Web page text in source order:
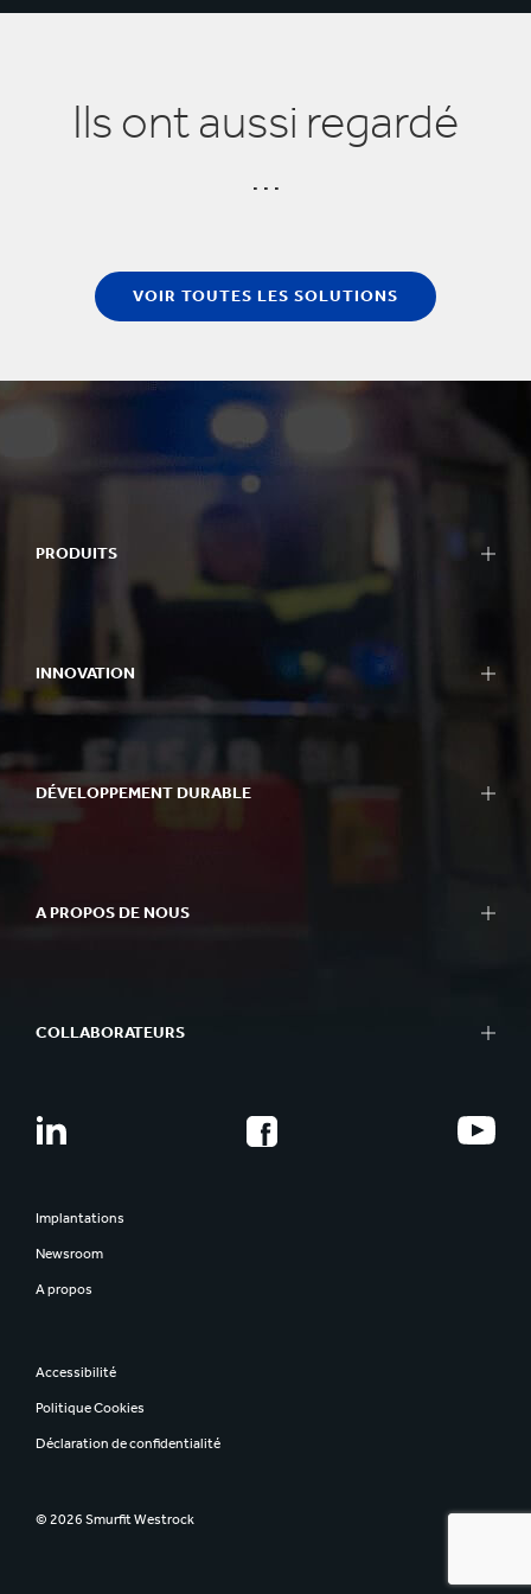
Ils ont aussi regardé
...
VOIR TOUTES LES SOLUTIONS
PRODUITS
INNOVATION
DÉVELOPPEMENT DURABLE
A PROPOS DE NOUS
COLLABORATEURS
Implantations
Newsroom
A propos
Accessibilité
Politique Cookies
Déclaration de confidentialité
© 2026 Smurfit Westrock